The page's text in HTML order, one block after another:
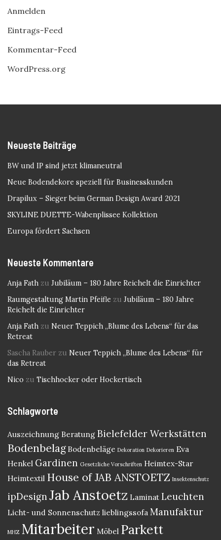
Anmelden
Eintrags-Feed
Kommentar-Feed
WordPress.org
Neueste Beiträge
BW und IP sind jetzt klimaneutral
Neue Bodendekore speziell für Businesskunden
Drapilux – Sieger beim German Design Award 2021
SKYLINE DUETTE-Wabenplissee Kollektion
Europa fördert Sachsen
Neueste Kommentare
Anja Fath zu Jubiläum – 180 Jahre Reichelt die Einrichter
Raumgestaltung Martin Pfeifle zu Jubiläum – 180 Jahre
Reichelt die Einrichter
Anja Fath zu Neuer Teppich „Blume des Lebens“ für das
Retreat
Sascha Rauber zu Neuer Teppich „Blume des Lebens“ für
das Retreat
Nico zu Tischhocker oder Hockertisch
Schlagworte
Auszeichnung Beratung Bielefelder Werkstätten
Bodenbelag Bodenbeläge Dekoration Dekorieren Eva
Henkel Gardinen Gesetzliche Vorschriften Heimtex-Star
Heimtextil House of JAB ANSTOETZ Insektenschutz
ipDesign Jab Anstoetz Laminat Leuchten
Licht- und Sonnenschutz lieblingssofa Manufaktur
MHZ Mitarbeiter Möbel Parkett